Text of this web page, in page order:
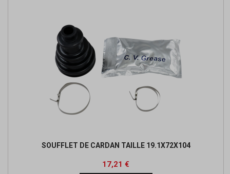
SOUFFLET DE CARDAN TAILLE 19.1X72X104
Prix
17,21 €